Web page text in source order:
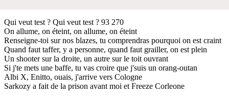
Qui veut test ? Qui veut test ? 93 270
On allume, on éteint, on allume, on éteint
Renseigne-toi sur nos blazes, tu comprendras pourquoi on est craint
Quand faut taffer, y a personne, quand faut grailler, on est plein
Un shooter sur la droite, un autre sur le toit ouvrant
Si j'te mets une baffe, tu vas croire que j'suis un orang-outan
Albi X, Enitto, ouais, j'arrive vers Cologne
Sarkozy a fait de la prison avant moi et Freeze Corleone